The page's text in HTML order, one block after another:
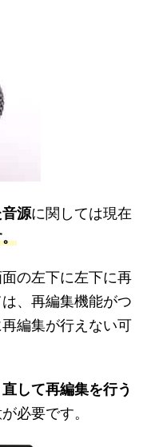
源に関しては現在
の左下に左下に再
、再編集機能がつ
編集が行えない可
して再編集を行う
必要です。